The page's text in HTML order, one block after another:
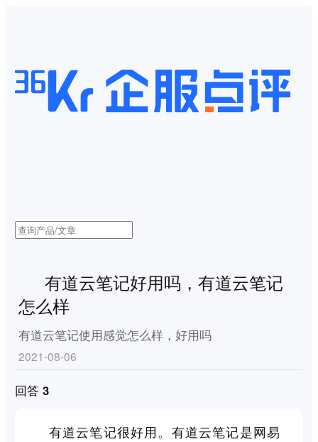
有道云笔记好用吗，有道云笔记
怎么样
有道云笔记使用感觉怎么样，好用吗
2021-08-06
回答 3
有道云笔记很好用。有道云笔记是网易